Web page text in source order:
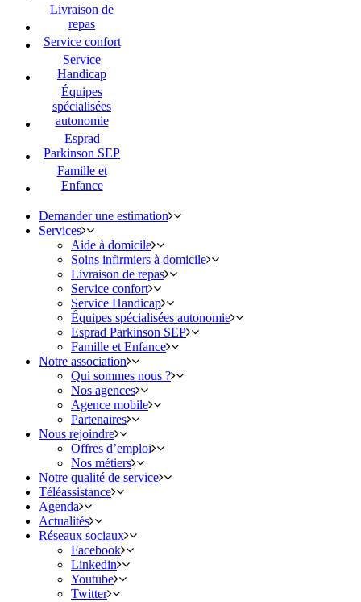
Livraison de
repas
Service confort
Service
Handicap
Équipes
spécialisées
autonomie
Esprad
Parkinson SEP
Famille et
Enfance
Demander une estimation
Services
Aide à domicile
Soins infirmiers à domicile
Livraison de repas
Service confort
Service Handicap
Équipes spécialisées autonomie
Esprad Parkinson SEP
Famille et Enfance
Notre association
Qui sommes nous ?
Nos agences
Agence mobile
Partenaires
Nous rejoindre
Offres d’emploi
Nos métiers
Notre qualité de service
Téléassistance
Agenda
Actualités
Réseaux sociaux
Facebook
Linkedin
Youtube
Twitter